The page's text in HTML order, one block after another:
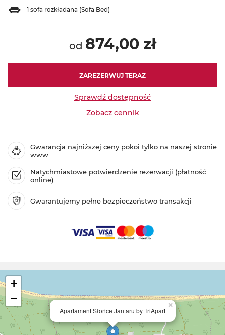
1 sofa rozkładana (Sofa Bed)
od 874,00 zł
ZAREZERWUJ TERAZ
Sprawdź dostępność
Zobacz cennik
Gwarancja najniższej ceny pokoi tylko na naszej stronie
www
Natychmiastowe potwierdzenie rezerwacji (płatność
online)
Gwarantujemy pełne bezpieczeństwo transakcji
Apartament Słońce Jantaru by TriApart
×
+
−